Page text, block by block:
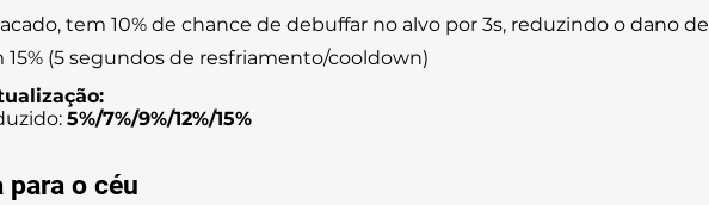
tem 10% de chance de debuffar no alvo por 3s, reduzindo o dano de
(5 segundos de resfriamento/cooldown)
5%/7%/9%/12%/15%
para o céu